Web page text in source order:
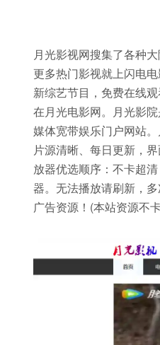
月光影视网搜集了各种
更多热门影视就上闪电
新综艺节目，免费在线
在月光电影网。月光影
媒体宽带娱乐门户网站
片源清晰、每日更新，
放器优选顺序：不卡超
器。无法播放请刷新，
广告资源！(本站资源不